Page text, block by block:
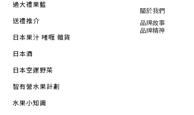
過大禮果籃
送禮推介
日本果汁 啫喱 雜貨
日本酒
日本空運野菜
智有營水果計劃
水果小知識
關於我們
品牌故事
品牌精神